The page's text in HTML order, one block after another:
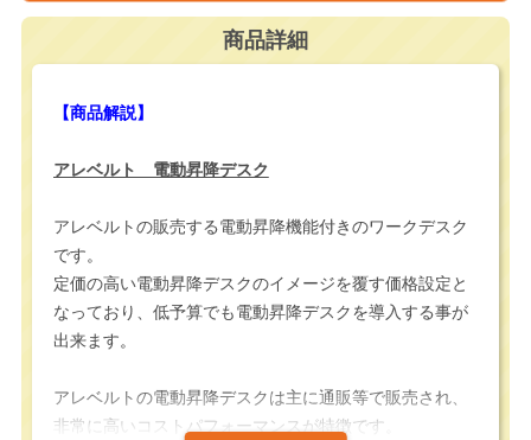
商品詳細
【商品解説】
アレベルト 電動昇降デスク
アレベルトの販売する電動昇降機能付きのワークデスク
です。
定価の高い電動昇降デスクのイメージを覆す価格設定と
なっており、低予算でも電動昇降デスクを導入する事が
出来ます。
アレベルトの電動昇降デスクは主に通販等で販売され、
非常に高いコストパフォーマンスが特徴です。